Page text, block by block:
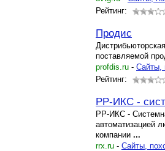
Рейтинг:
Продис
поставляемой
profdis.ru - Cайты,
Рейтинг:
РР-ИКС -
РР-ИКС -
автоматизацией
компании ...
rrx.ru - Cайты,